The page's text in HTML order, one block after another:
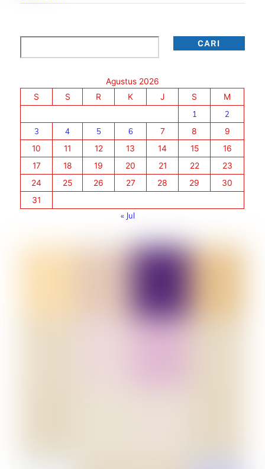
CARI
Agustus 2026
S
S R K J S
M
1
2
3
4 5 6 7 8
9
10
11 12 13 14 15
16
17
18 19 20 21 22
23
24
25 26 27 28 29
30
31
« Jul